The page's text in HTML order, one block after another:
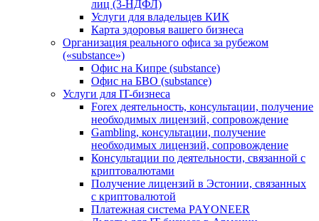
лиц (3-НДФЛ)
Услуги для владельцев КИК
Карта здоровья вашего бизнеса
Организация реального офиса за рубежом
(«substance»)
Офис на Кипре (substance)
Офис на БВО (substance)
Услуги для IT-бизнеса
Forex деятельность, консультации, получение
необходимых лицензий, сопровождение
Gambling, консультации, получение
необходимых лицензий, сопровождение
Консультации по деятельности, связанной с
криптовалютами
Получение лицензий в Эстонии, связанных
с криптовалютой
Платежная система PAYONEER